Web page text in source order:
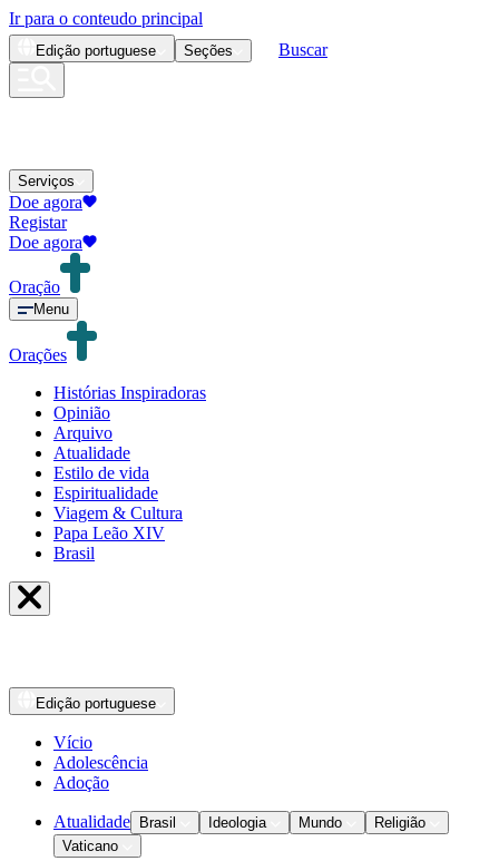
Ir para o conteudo principal
Edição portuguese Seções Buscar
Serviços
Doe agora
Registar
Doe agora
Oração
Menu
Orações
Histórias Inspiradoras
Opinião
Arquivo
Atualidade
Estilo de vida
Espiritualidade
Viagem & Cultura
Papa Leão XIV
Brasil
Edição portuguese
Vício
Adolescência
Adoção
Atualidade Brasil Ideologia Mundo
Religião
Vaticano